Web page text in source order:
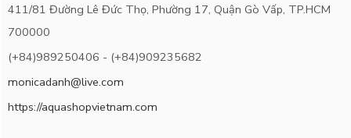
411/81 Đường Lê Đức Thọ, Phường 17, Quận Gò Vấp, TP.HCM
700000
(+84)989250406 - (+84)909235682
monicadanh@live.com
https://aquashopvietnam.com